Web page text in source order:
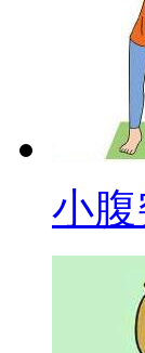
小